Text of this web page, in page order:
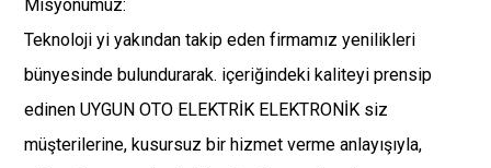
Misyonumuz:
Teknoloji yi yakından takip eden firmamız yenilikleri
bünyesinde bulundurarak. içeriğindeki kaliteyi prensip
edinen UYGUN OTO ELEKTRİK ELEKTRONİK siz
müşterilerine, kusursuz bir hizmet verme anlayışıyla,